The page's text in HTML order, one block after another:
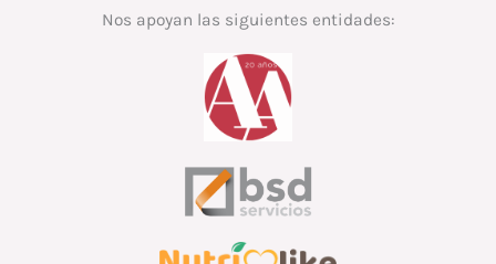
Nos apoyan las siguientes entidades: